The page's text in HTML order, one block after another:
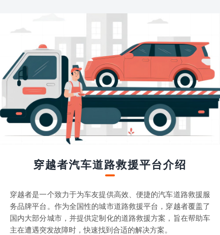
穿越者汽车道路救援平台介绍
穿越者是一个致力于为车友提供高效、便捷的汽车道路救援服
务品牌平台。作为全国性的城市道路救援平台，穿越者覆盖了
国内大部分城市，并提供定制化的道路救援方案，旨在帮助车
主在遭遇突发故障时，快速找到合适的解决方案。